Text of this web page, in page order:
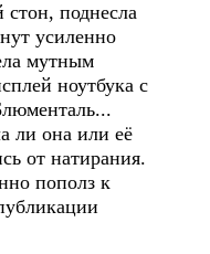
поднесла
усиленно
мутным
ноутбука с
ли она или её
от натирания.
пополз к